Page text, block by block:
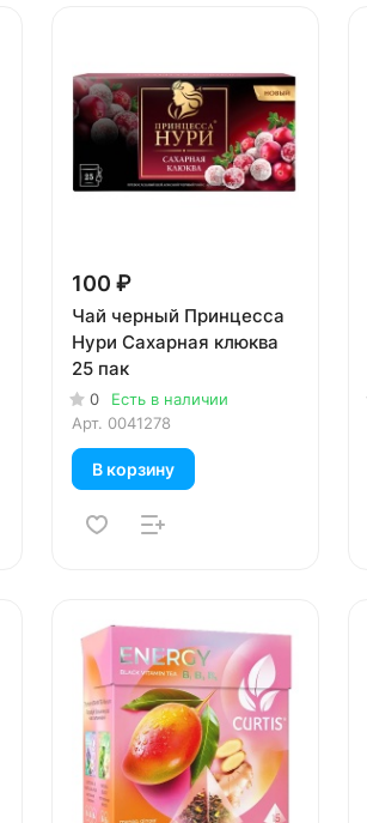
100 ₽
Чай черный Принцесса
Нури Сахарная клюква
25 пак
0
Есть в наличии
Арт. 0041278
В корзину